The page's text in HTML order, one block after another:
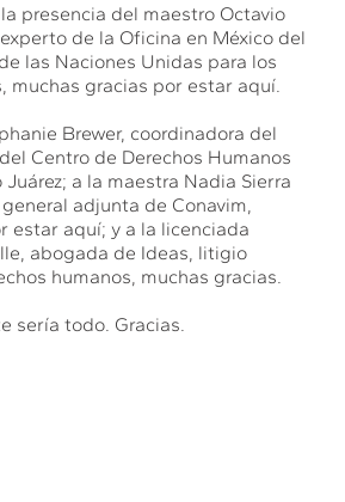
presencia del maestro Octavio
de la Oficina en México del
las Naciones Unidas para los
muchas gracias por estar aquí.
Brewer, coordinadora del
Centro de Derechos Humanos
a la maestra Nadia Sierra
adjunta de Conavim,
estar aquí; y a la licenciada
abogada de Ideas, litigio
humanos, muchas gracias.
sería todo. Gracias.